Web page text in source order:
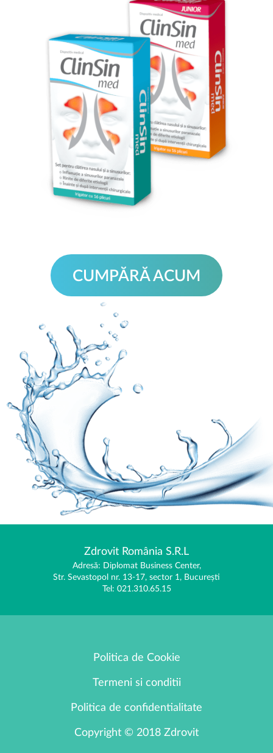
CUMPĂRĂ ACUM
Zdrovit România S.R.L
Adresă: Diplomat Business Center,
Str. Sevastopol nr. 13-17, sector 1, București
Tel: 021.310.65.15
Politica de Cookie
Termeni si conditii
Politica de confidentialitate
Copyright © 2018 Zdrovit